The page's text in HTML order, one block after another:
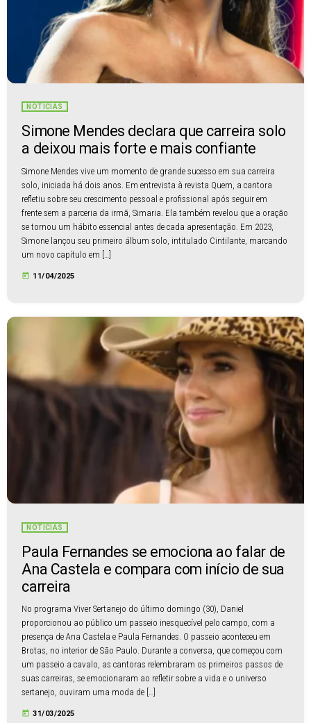
NOTÍCIAS
Simone Mendes declara que carreira solo
a deixou mais forte e mais confiante
Simone Mendes vive um momento de grande sucesso em sua carreira
solo, iniciada há dois anos. Em entrevista à revista Quem, a cantora
refletiu sobre seu crescimento pessoal e profissional após seguir em
frente sem a parceria da irmã, Simaria. Ela também revelou que a oração
se tornou um hábito essencial antes de cada apresentação. Em 2023,
Simone lançou seu primeiro álbum solo, intitulado Cintilante, marcando
um novo capítulo em […]
today 11/04/2025
NOTÍCIAS
Paula Fernandes se emociona ao falar de
Ana Castela e compara com início de sua
carreira
No programa Viver Sertanejo do último domingo (30), Daniel
proporcionou ao público um passeio inesquecível pelo campo, com a
presença de Ana Castela e Paula Fernandes. O passeio aconteceu em
Brotas, no interior de São Paulo. Durante a conversa, que começou com
um passeio a cavalo, as cantoras relembraram os primeiros passos de
suas carreiras, se emocionaram ao refletir sobre a vida e o universo
sertanejo, ouviram uma moda de […]
today 31/03/2025